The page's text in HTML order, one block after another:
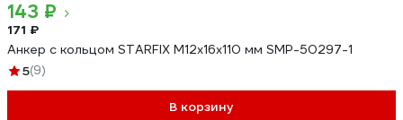
143 ₽
171 ₽
Анкер с кольцом STARFIX М12x16x110 мм SMP-50297-1
5(9)
В корзину